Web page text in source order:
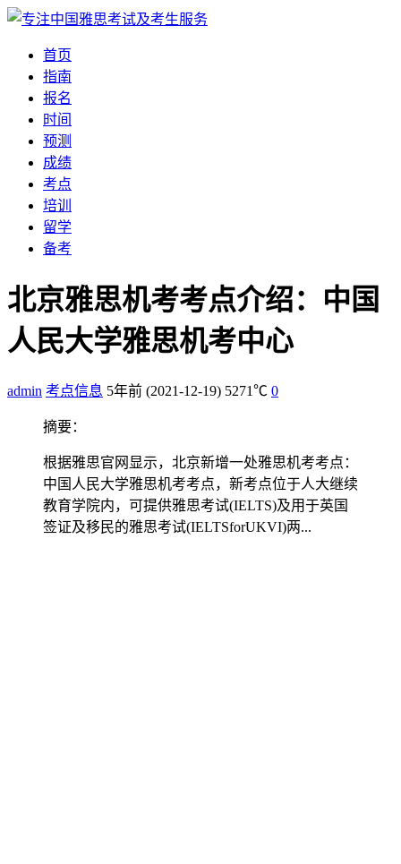
首页
指南
报名
时间
预测
成绩
考点
培训
留学
备考
北京雅思机考考点介绍：中国
人民大学雅思机考中心
admin 考点信息 5年前 (2021-12-19) 5271℃ 0
摘要：
根据雅思官网显示，北京新增一处雅思机考考点：
中国人民大学雅思机考考点，新考点位于人大继续
教育学院内，可提供雅思考试(IELTS)及用于英国
签证及移民的雅思考试(IELTSforUKVI)两...